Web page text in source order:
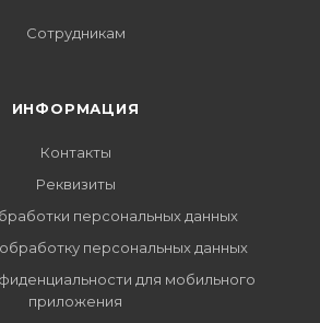
Сотрудникам
ИНФОРМАЦИЯ
Контакты
Реквизиты
персональных данных
персональных данных
для мобильного
приложения